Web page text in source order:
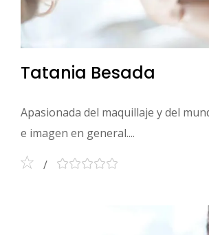
Tatania Besada
Apasionada del maquillaje y del
e imagen en general....